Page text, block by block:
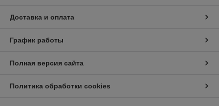
Доставка и оплата
График работы
Полная версия сайта
Политика обработки cookies